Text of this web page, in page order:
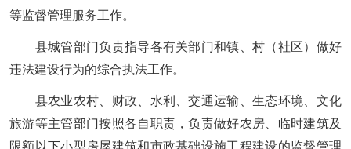
等监督管理服务工作。
县城管部门负责指导各有关部门和镇、村（社区）做好
违法建设行为的综合执法工作。
县农业农村、财政、水利、交通运输、生态环境、文化
旅游等主管部门按照各自职责，负责做好农房、临时建筑及
限额以下小型房屋建筑和市政基础设施工程建设的监督管理